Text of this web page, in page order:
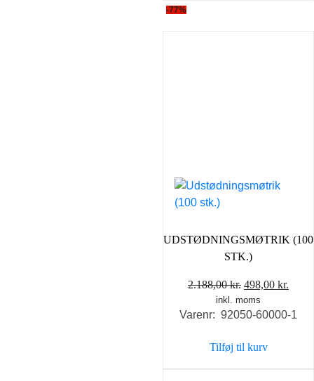
-77%
UDSTØDNINGSMØTRIK (100
STK.)
2.188,00kr. Den
oprindelige
pris
2.188,00 kr..
498,00 kr.
pris
inkl. moms
Varenr: 92050-60000-1
Tilføj til kurv